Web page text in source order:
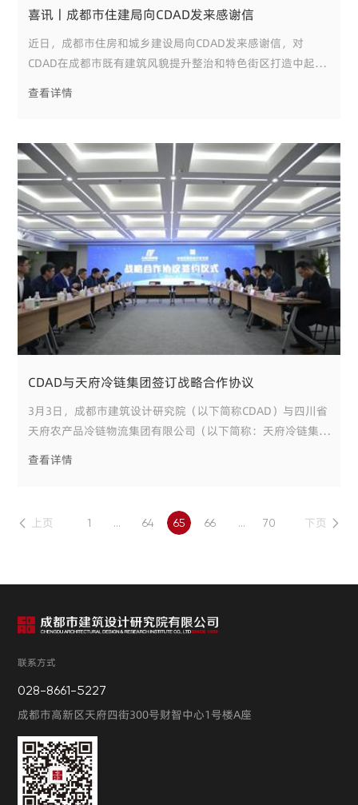
喜讯丨成都市住建局向CDAD发来感谢信
近日，成都市住房和城乡建设局向CDAD发来感谢信，对
CDAD在成都市既有建筑风貌提升整治和特色街区打造中起到
的积极作用与为成都市迎接第31届世界大学生运动会、推进
公园城市一体化建设作出的贡献给予肯定和感谢；对CDAD总
政治、顾大局、不计报酬，积极参与，充分发
查看详情
CDAD与天府冷链集团签订战略合作协议
3月3日，成都市建筑设计研究院（以下简称CDAD）与四川省
天府农产品冷链物流集团有限公司（以下简称：天府冷链集
团）战略合作协议签约仪式在CDAD隆重举行。天府冷链集团
总裁尹曼殊、副总裁李斌、财务总监杨中能、战略投资事业部
党委书记、院长徐军、副院长王武、院总
查看详情
上页 1 ... 64 65 66 ... 70 下页
联系方式
028-8661-5227
成都市高新区天府四街300号财智中心1号楼A座